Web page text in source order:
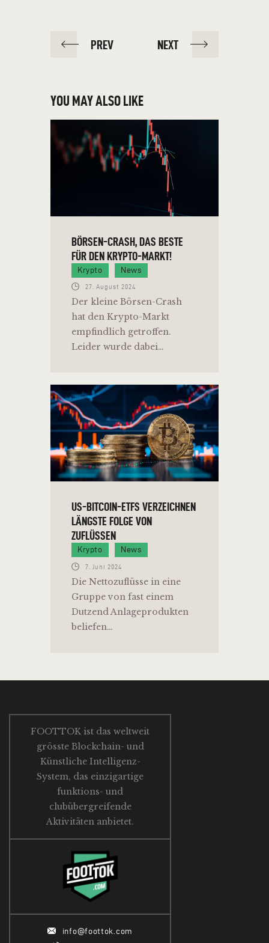
PREV NEXT
YOU MAY ALSO LIKE
BÖRSEN-CRASH, DAS BESTE
FÜR DEN KRYPTO-MARKT!
Krypto News
27. August 2024
Der kleine Börsen-Crash
hat den Krypto-Markt
empfindlich getroffen.
Leider wurde dabei…
US-BITCOIN-ETFS VERZEICHNEN
LÄNGSTE FOLGE VON
ZUFLÜSSEN
Krypto News
7. Juni 2024
Die Nettozuflüsse in eine
Gruppe von fast einem
Dutzend Anlageprodukten
beliefen…
FOOTTOK ist das weltweit
grösste Blockchain- und
Künstliche Intelligenz-
System, das einzigartige
funktions- und
clubübergreifende
Aktivitäten anbietet.
info@foottok.com